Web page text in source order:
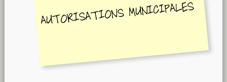
AUTORISATIONS MUNICIPALES